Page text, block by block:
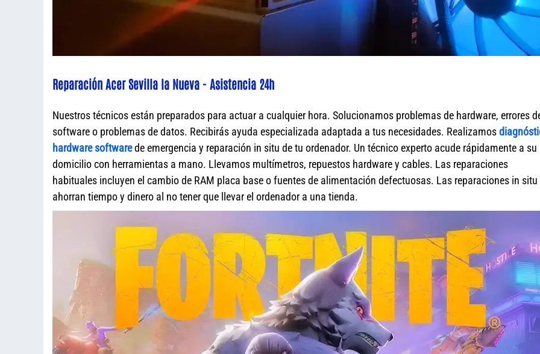
Reparación Acer Sevilla la Nueva - Asistencia 24h
Nuestros técnicos están preparados para actuar a cualquier hora. Solucionamos problemas de hardware, errores
software o problemas de datos. Recibirás ayuda especializada adaptada a tus necesidades. Realizamos
hardware softwarede emergencia y reparación in situ de tu ordenador. Un técnico experto acude rápidamente a su
domicilio con herramientas a mano. Llevamos multímetros, repuestos hardware y cables. Las reparaciones
habituales incluyen el cambio de RAM placa base o fuentes de alimentación defectuosas. Las reparaciones in situ
ahorran tiempo y dinero al no tener que llevar el ordenador a una tienda.